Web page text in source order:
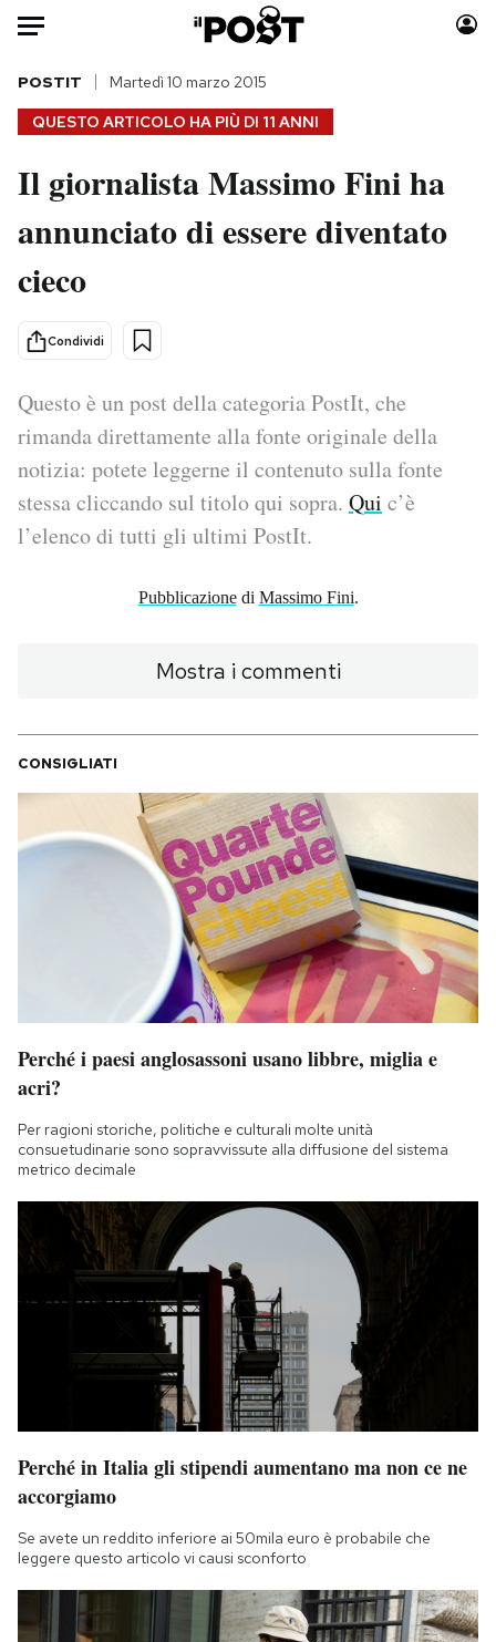
Auto
HOME
Italia
Politica
Tecnologia
Scienza
Economia
Sport
Moda
Consumismi
Altrecose
Mondiali calcio 2026
PODCAST
SHOP
CALENDARIO
AREA PERSONALE
Area Personale
Notifiche mobile
Hai bisogno di aiuto?
QUESTO ARTICOLO HA PIÙ DI 11 ANNI
POSTIT Martedì 10 marzo 2015
Il giornalista Massimo Fini ha
annunciato di essere diventato
cieco
Condividi
Questo è un post della categoria PostIt, che
rimanda direttamente alla fonte originale della
notizia: potete leggerne il contenuto sulla fonte
stessa cliccando sul titolo qui sopra. Qui c’è
l’elenco di tutti gli ultimi PostIt.
Pubblicazionedi Massimo Fini.
Mostra i commenti
CONSIGLIATI
Perché i paesi anglosassoni usano libbre, miglia e
acri?
Per ragioni storiche, politiche e culturali molte unità
consuetudinarie sono sopravvissute alla diffusione del sistema
metrico decimale
Perché in Italia gli stipendi aumentano ma non ce ne
accorgiamo
Se avete un reddito inferiore ai 50mila euro è probabile che
leggere questo articolo vi causi sconforto